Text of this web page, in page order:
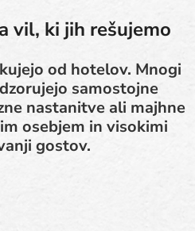
vil, ki jih rešujemo
od hotelov. Mnogi
samostojne
nastanitve ali majhne
osebjem in visokimi
gostov.